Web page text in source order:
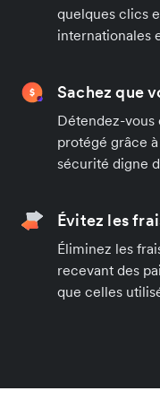
quelques clics
internationales
Sachez que
Détendez-vous
protégé grâce
sécurité digne
Évitez les
Éliminez les
recevant des
que celles